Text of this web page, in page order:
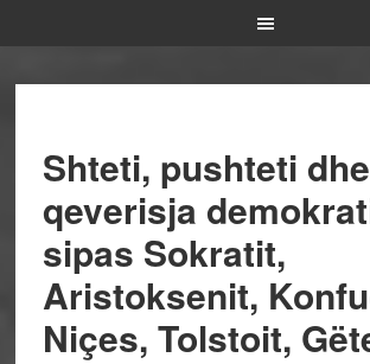
Shteti, pushteti dhe
qeverisja
sipas Sokratit,
Aristoksenit,
Niçes, Tolstoit,